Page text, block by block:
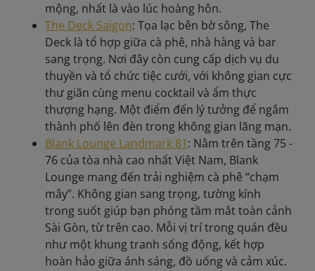
mộng, nhất là vào lúc hoàng hôn.
The Deck Saigon: Tọa lạc bên bờ sông, The
Deck là tổ hợp giữa cà phê, nhà hàng và bar
sang trọng. Nơi đây còn cung cấp dịch vụ du
thuyền và tổ chức tiệc cưới, với không gian cực
thư giãn cùng menu cocktail và ẩm thực
thượng hạng. Một điểm đến lý tưởng để ngắm
thành phố lên đèn trong không gian lãng mạn.
Blank Lounge Landmark 81: Nằm trên tầng 75 -
76 của tòa nhà cao nhất Việt Nam, Blank
Lounge mang đến trải nghiệm cà phê “chạm
mây”. Không gian sang trọng, tường kính
trong suốt giúp bạn phóng tầm mắt toàn cảnh
Sài Gòn, từ trên cao. Mỗi vị trí trong quán đều
như một khung tranh sống động, kết hợp
hoàn hảo giữa ánh sáng, đồ uống và cảm xúc.